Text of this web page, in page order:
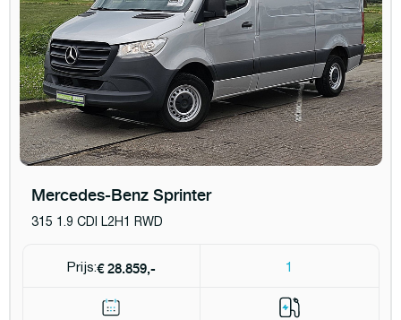
Mercedes-Benz Sprinter
315 1.9 CDI L2H1 RWD
Prijs:€ 28.859,- 1